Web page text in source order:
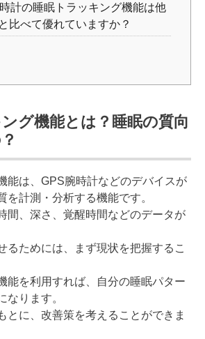
計の睡眠トラッキング機能は他
比べて優れていますか？
グ機能とは？睡眠の質向
能は、GPS腕時計などのデバイスが
を計測・分析する機能です。
間、深さ、覚醒時間などのデータが
るためには、まず現状を把握するこ
能を利用すれば、自分の睡眠パター
なります。
とに、改善策を考えることができま